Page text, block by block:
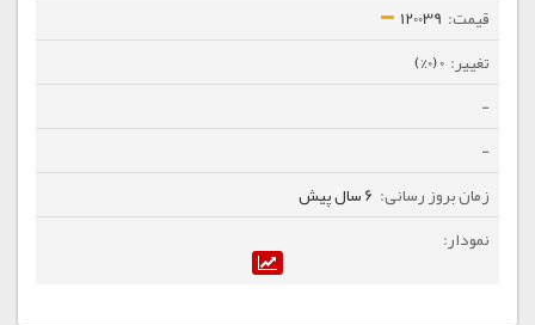
120039
0 (0%)
-
-
6 سال پیش